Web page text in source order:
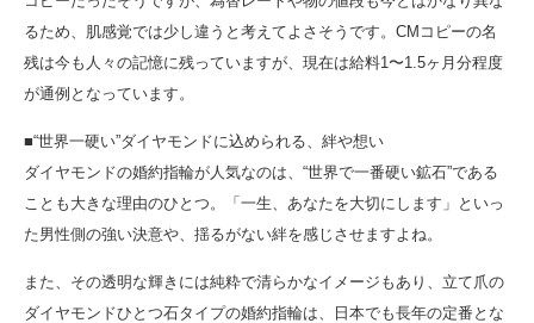
るため、肌感覚では少し違うと考えてよさそうです。CMコピーの名
残は今も人々の記憶に残っていますが、現在は給料1〜1.5ヶ月分程度
が通例となっています。
■“世界一硬い”ダイヤモンドに込められる、絆や想い
ダイヤモンドの婚約指輪が人気なのは、“世界で一番硬い鉱石”である
ことも大きな理由のひとつ。「一生、あなたを大切にします」といっ
た男性側の強い決意や、揺るがない絆を感じさせますよね。
また、その透明な輝きには純粋で清らかなイメージもあり、立て爪の
ダイヤモンドひとつ石タイプの婚約指輪は、日本でも長年の定番とな